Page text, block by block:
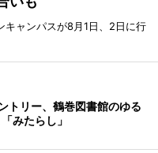
キャンパスが8月1日、2日に行
トリー、鶴巻図書館のゆる
みたらし」